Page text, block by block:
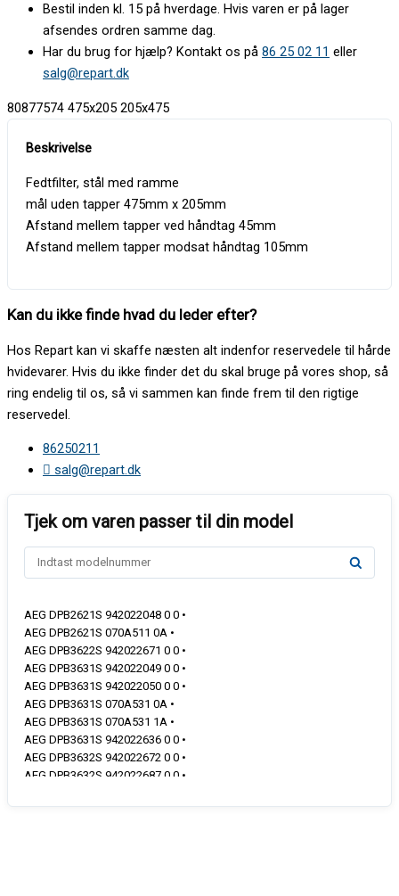
Bestil inden kl. 15 på hverdage. Hvis varen er på lager
afsendes ordren samme dag.
Har du brug for hjælp? Kontakt os på 86 25 02 11 eller
salg@repart.dk
80877574 475x205 205x475
Fedtfilter, stål med ramme
mål uden tapper 475mm x 205mm
Afstand mellem tapper ved håndtag 45mm
Afstand mellem tapper modsat håndtag 105mm
Kan du ikke finde hvad du leder efter?
Hos Repart kan vi skaffe næsten alt indenfor reservedele til hårde
hvidevarer. Hvis du ikke finder det du skal bruge på vores shop, så
ring endelig til os, så vi sammen kan finde frem til den rigtige
reservedel.
86250211
salg@repart.dk
AEG DPB2621S 942022048 0 0 •
AEG DPB2621S 070A511 0A •
AEG DPB3622S 942022671 0 0 •
AEG DPB3631S 942022049 0 0 •
AEG DPB3631S 942022050 0 0 •
AEG DPB3631S 070A531 0A •
AEG DPB3631S 070A531 1A •
AEG DPB3631S 942022636 0 0 •
AEG DPB3632S 942022672 0 0 •
AEG DPB3632S 942022687 0 0 •
BERTAZZONI KTV24PRO1X 942022289 0 0 •